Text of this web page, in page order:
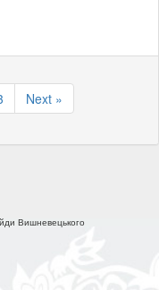
Next »
Вишневецького